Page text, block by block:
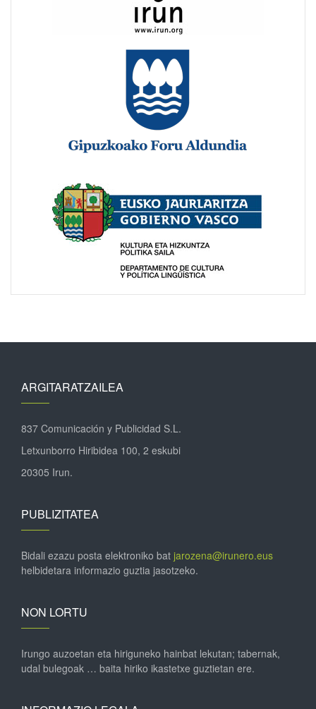
ARGITARATZAILEA
837 Comunicación y Publicidad S.L.
Letxunborro Hiribidea 100, 2 eskubi
20305 Irun.
PUBLIZITATEA
Bidali ezazu posta elektroniko bat jarozena@irunero.eus
helbidetara informazio guztia jasotzeko.
NON LORTU
Irungo auzoetan eta hiriguneko hainbat lekutan; tabernak,
udal bulegoak … baita hiriko ikastetxe guztietan ere.